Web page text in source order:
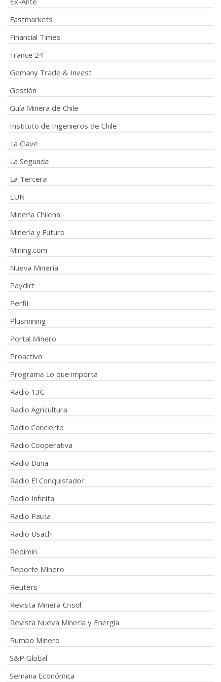
Fastmarkets
Financial Times
France 24
Gemany Trade & Invest
Gestión
Guía Minera de Chile
Instituto de Ingenieros de Chile
La Clave
La Segunda
La Tercera
LUN
Minería Chilena
Minería y Futuro
Mining.com
Nueva Minería
Paydirt
Perfil
Plusmining
Portal Minero
Proactivo
Programa Lo que importa
Radio 13C
Radio Agricultura
Radio Concierto
Radio Cooperativa
Radio Duna
Radio El Conquistador
Radio Infinita
Radio Pauta
Radio Usach
Redimin
Reporte Minero
Reuters
Revista Minera Crisol
Revista Nueva Minería y Energía
Rumbo Minero
S&P Global
Semana Económica